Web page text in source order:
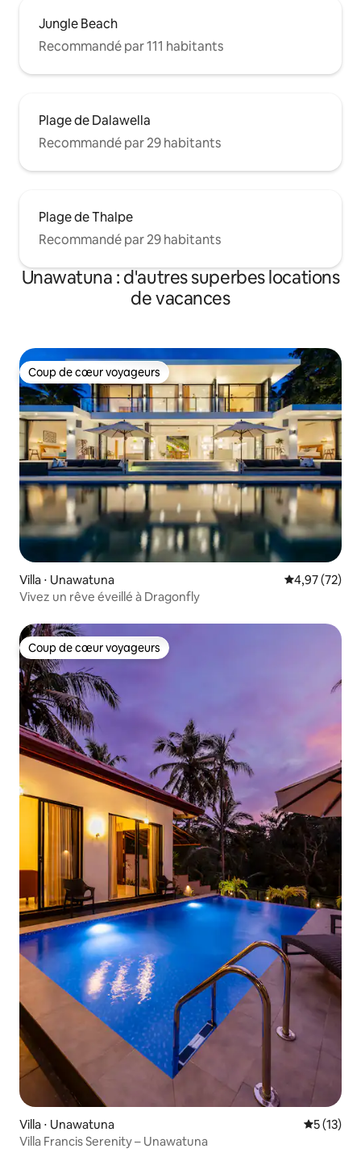
Jungle Beach
Recommandé par 111 habitants
Plage de Dalawella
Recommandé par 29 habitants
Plage de Thalpe
Recommandé par 29 habitants
Unawatuna : d'autres superbes locations
de vacances
Coup de cœur voyageurs
Coup de cœur voyageurs
Villa ⋅ Unawatuna Évaluation
4,97 (72)
Vivez un rêve éveillé à Dragonfly
Coup de cœur voyageurs
Coup de cœur voyageurs
Villa ⋅ Unawatuna
5 (13)
Villa Francis Serenity – Unawatuna